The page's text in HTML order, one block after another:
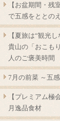
【お盆期間・残
で五感をととの
【夏旅は“観光
貴山の「おこも
人のご褒美時間
7月の前菜 ～五
【プレミアム極
月逸品食材